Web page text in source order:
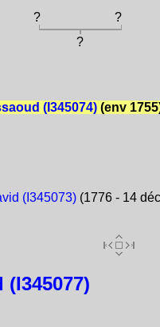
?
?
?
(I345074)(env
(I345073)(1776 - 14 déc